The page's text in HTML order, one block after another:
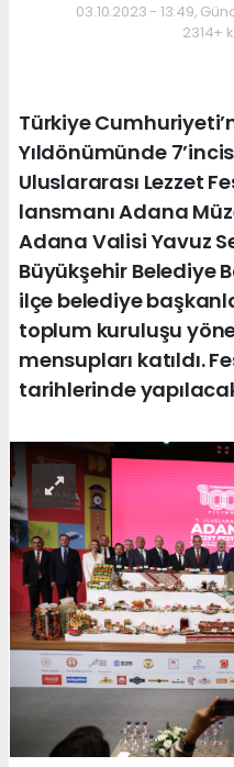
03.10.2023 - 13:49,
2314+
Türkiye
Yıldönümünde
Uluslararası Lezzet
lansmanı Adana
Adana Valisi Yavuz
Büyükşehir Belediye
ilçe belediye
toplum kuruluşu
mensupları katıldı.
tarihlerinde